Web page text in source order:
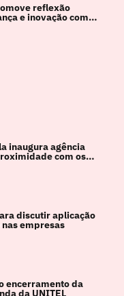
reflexão
e inovação com
inaugura agência
com os
discutir aplicação
empresas
encerramento da
da UNITEL